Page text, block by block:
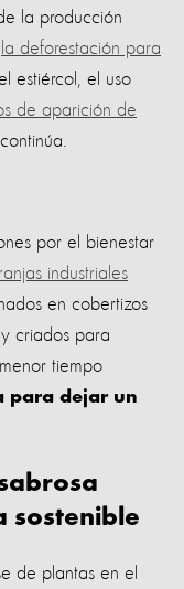
la producción
la deforestación para
estiércol, el uso
de aparición de
por el bienestar
industriales
en cobertizos
criados para
tiempo
para dejar un
sostenible
de plantas en el